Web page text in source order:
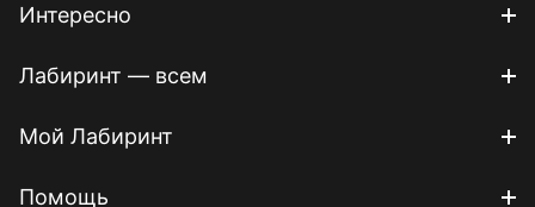
Интересно
Лабиринт — всем
Мой Лабиринт
Помощь